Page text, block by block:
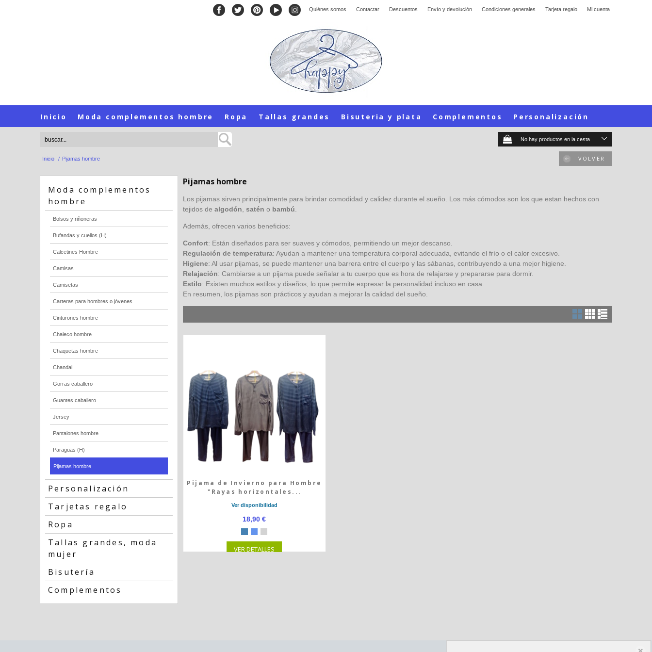
Quiénes somos Contactar Descuentos Envío y devolución Condiciones generales Tarjeta regalo Mi cuenta
Inicio Moda complementos hombre Ropa Tallas grandes Bisuteria y plata Complementos Personalización
No hay productos en la cesta
Inicio / Pijamas hombre VOLVER
Moda complementos
hombre
Bolsos y riñoneras
Bufandas y cuellos (H)
Calcetines Hombre
Camisas
Camisetas
Carteras para hombres o jóvenes
Cinturones hombre
Chaleco hombre
Chaquetas hombre
Chandal
Gorras caballero
Guantes caballero
Jersey
Pantalones hombre
Paraguas (H)
Pijamas hombre
Personalización
Tarjetas regalo
Ropa
Tallas grandes, moda
mujer
Bisutería
Complementos
Pijamas hombre
Los pijamas sirven principalmente para brindar comodidad y calidez durante el sueño. Los más cómodos son los que estan hechos con
tejidos de algodón satén o bambú
Además, ofrecen varios beneficios:
Confort: Están diseñados para ser suaves y cómodos, permitiendo un mejor descanso.
Regulación de temperatura: Ayudan a mantener una temperatura corporal adecuada, evitando el frío o el calor excesivo.
Higiene: Al usar pijamas, se puede mantener una barrera entre el cuerpo y las sábanas, contribuyendo a una mejor higiene.
Relajación: Cambiarse a un pijama puede señalar a tu cuerpo que es hora de relajarse y prepararse para dormir.
Estilo: Existen muchos estilos y diseños, lo que permite expresar la personalidad incluso en casa.
En resumen, los pijamas son prácticos y ayudan a mejorar la calidad del sueño.
Pijama de Invierno para Hombre
"Rayas horizontales...
Ver disponibilidad
18,90 €
VER DETALLES